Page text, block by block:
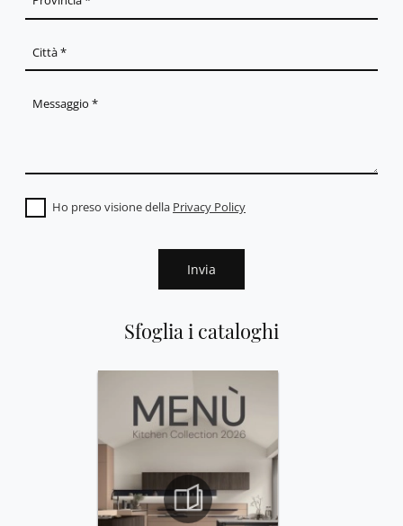
Sfoglia i cataloghi
Ho preso visione della Privacy Policy
Invia